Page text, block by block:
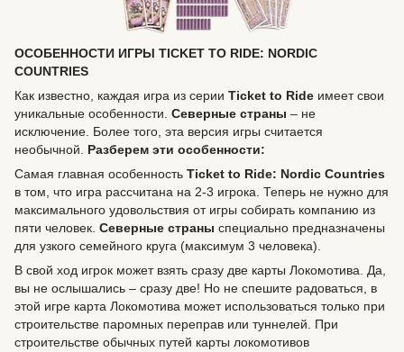
ОСОБЕННОСТИ ИГРЫ TICKET TO RIDE: NORDIC
COUNTRIES
Как известно, каждая игра из серии Ticket to Ride имеет свои
уникальные особенности. Северные страны – не
исключение. Более того, эта версия игры считается
необычной. Разберем эти особенности:
Самая главная особенность Ticket to Ride: Nordic Countries
в том, что игра рассчитана на 2-3 игрока. Теперь не нужно для
максимального удовольствия от игры собирать компанию из
пяти человек. Северные страны специально предназначены
для узкого семейного круга (максимум 3 человека).
В свой ход игрок может взять сразу две карты Локомотива. Да,
вы не ослышались – сразу две! Но не спешите радоваться, в
этой игре карта Локомотива может использоваться только при
строительстве паромных переправ или туннелей. При
строительстве обычных путей карты локомотивов